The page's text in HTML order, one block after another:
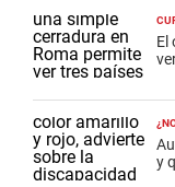
El
y